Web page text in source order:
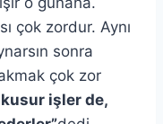
çok zordur. Aynı
sonra
çok zor
kusur işler de,